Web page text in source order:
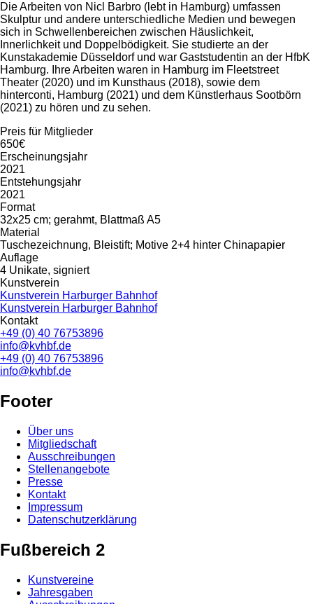
Die Arbeiten von Nicl Barbro (lebt in Hamburg) umfassen
Skulptur und andere unterschiedliche Medien und bewegen
sich in Schwellenbereichen zwischen Häuslichkeit,
Innerlichkeit und Doppelbödigkeit. Sie studierte an der
Kunstakademie Düsseldorf und war Gaststudentin an der HfbK
Hamburg. Ihre Arbeiten waren in Hamburg im Fleetstreet
Theater (2020) und im Kunsthaus (2018), sowie dem
hinterconti, Hamburg (2021) und dem Künstlerhaus Sootbörn
(2021) zu hören und zu sehen.
Preis für Mitglieder
650€
Erscheinungsjahr
2021
Entstehungsjahr
2021
Format
32x25 cm; gerahmt, Blattmaß A5
Material
Tuschezeichnung, Bleistift; Motive 2+4 hinter Chinapapier
Auflage
4 Unikate, signiert
Kunstverein
Kunstverein Harburger Bahnhof
Kunstverein Harburger Bahnhof
Kontakt
+49 (0) 40 76753896
info@kvhbf.de
+49 (0) 40 76753896
info@kvhbf.de
Footer
Über uns
Mitgliedschaft
Ausschreibungen
Stellenangebote
Presse
Kontakt
Impressum
Datenschutzerklärung
Fußbereich 2
Kunstvereine
Jahresgaben